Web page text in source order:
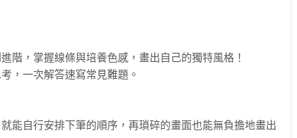
階，掌握線條與培養色感，畫出自己的獨特風格！
，一次解答速寫常見難題。
能自行安排下筆的順序，再瑣碎的畫面也能無負擔地畫出